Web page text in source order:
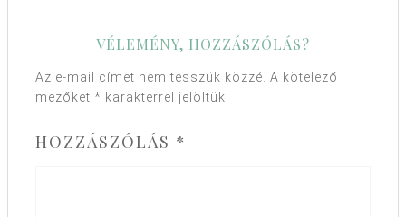
VÉLEMÉNY, HOZZÁSZÓLÁS?
Az e-mail címet nem tesszük közzé. A kötelező
mezőket * karakterrel jelöltük
HOZZÁSZÓLÁS *